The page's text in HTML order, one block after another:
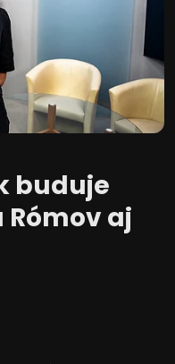
buduje
aj